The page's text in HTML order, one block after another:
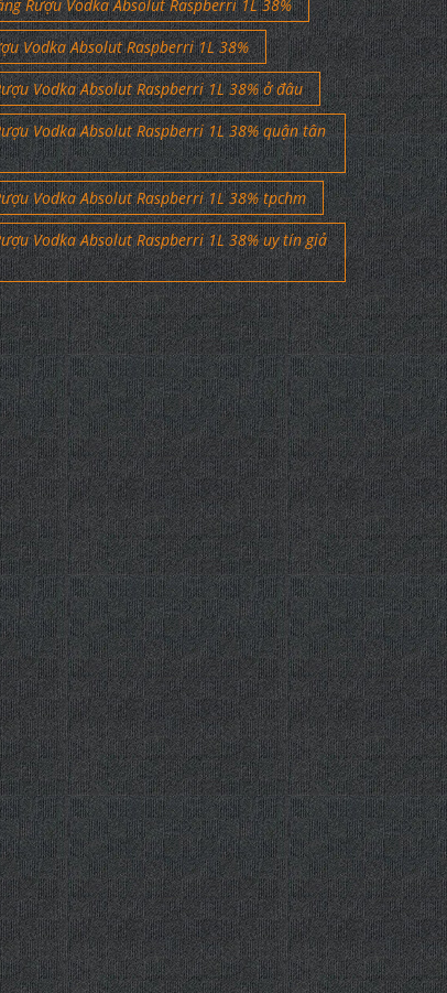
Rượu Vodka Absolut Raspberri 1L 38%
Vodka Absolut Raspberri 1L 38%
Vodka Absolut Raspberri 1L 38% ở đâu
Vodka Absolut Raspberri 1L 38% quận tân
Vodka Absolut Raspberri 1L 38% tpchm
Vodka Absolut Raspberri 1L 38% uy tín giả